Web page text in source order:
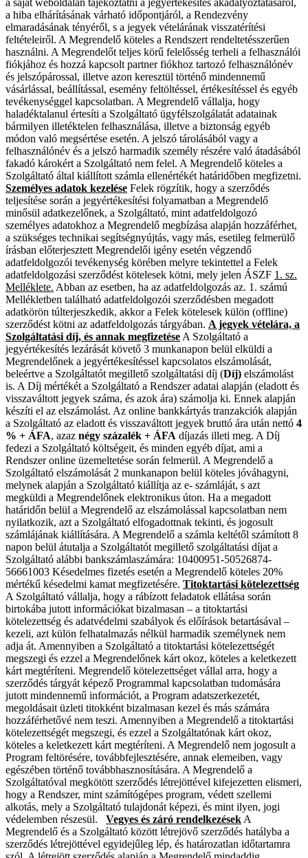
a hiba elhárításának várható időpontjáról, a Rendezvény
elmaradásának tényéről, s a jegyek vételárának visszatérítési
feltételeiről. A Megrendelő köteles a Rendszert rendeltetésszerűen
használni. A Megrendelőt teljes körű felelősség terheli a felhasználói
fiókjához és hozzá kapcsolt partner fiókhoz tartozó felhasználónév
és jelszópárossal, illetve azon keresztül történő mindennemű
vásárlással, beállítással, esemény feltöltéssel, értékesítéssel és egyéb
tevékenységgel kapcsolatban. A Megrendelő vállalja, hogy
haladéktalanul értesíti a Szolgáltató ügyfélszolgálatát adatainak
bármilyen illetéktelen felhasználása, illetve a biztonság egyéb
módon való megsértése esetén. A jelszó tárolásából vagy a
felhasználónév és a jelszó harmadik személy részére való átadásából
fakadó károkért a Szolgáltató nem felel. A Megrendelő köteles a
Szolgáltató által kiállított számla ellenértékét határidőben megfizetni.
Személyes adatok kezelése Felek rögzítik, hogy a szerződés
teljesítése során a jegyértékesítési folyamatban a Megrendelő
minősül adatkezelőnek, a Szolgáltató, mint adatfeldolgozó
személyes adatokhoz a Megrendelő megbízása alapján hozzáférhet,
a szükséges technikai segítségnyújtás, vagy más, esetileg felmerülő
írásban előterjesztett Megrendelői igény esetén végzendő
adatfeldolgozói tevékenység körében melyre tekintettel a Felek
adatfeldolgozási szerződést kötelesek kötni, mely jelen ÁSZF 1. sz.
Melléklete. Abban az esetben, ha az adatfeldolgozás az. 1. számú
Mellékletben található adatfeldolgozói szerződésben megadott
adatkörön túlterjeszkedik, akkor a Felek kötelesek külön (offline)
szerződést kötni az adatfeldolgozás tárgyában. A jegyek vételára, a
Szolgáltatási díj, és annak megfizetése A Szolgáltató a
jegyértékesítés lezárását követő 3 munkanapon belül elküldi a
Megrendelőnek a jegyértékesítéssel kapcsolatos elszámolását,
beleértve a Szolgáltatót megillető szolgáltatási díj (Díj) elszámolást
is. A Díj mértékét a Szolgáltató a Rendszer adatai alapján (eladott és
visszaváltott jegyek száma, és azok ára) számolja ki. Ennek alapján
készíti el az elszámolást. Az online bankkártyás tranzakciók alapján
a Szolgáltató az eladott és visszaváltott jegyek bruttó ára után nettó 4
% + ÁFA, azaz négy százalék + ÁFA díjazás illeti meg. A Díj
fedezi a Szolgáltató költségeit, és minden egyéb díjat, ami a
Rendszer online üzemeltetése során felmerül. A Megrendelő a
Szolgáltató elszámolását 2 munkanapon belül köteles jóváhagyni,
melynek alapján a Szolgáltató kiállítja az e- számláját, s azt
megküldi a Megrendelőnek elektronikus úton. Ha a megadott
határidőn belül a Megrendelő az elszámolással kapcsolatban nem
nyilatkozik, azt a Szolgáltató elfogadottnak tekinti, és jogosult
számlájának kiállítására. A Megrendelő a számla keltétől számított 8
napon belül átutalja a Szolgáltatót megillető szolgáltatási díjat a
Szolgáltató alábbi bankszámlaszámára: 10400951-50526874-
56661003 Késedelmes fizetés esetén a Megrendelő köteles 20%
mértékű késedelmi kamat megfizetésére. Titoktartási kötelezettség
A Szolgáltató vállalja, hogy a rábízott feladatok ellátása során
birtokába jutott információkat bizalmasan – a titoktartási
kötelezettség és adatvédelmi szabályok és előírások betartásával –
kezeli, azt külön felhatalmazás nélkül harmadik személynek nem
adja át. Amennyiben a Szolgáltató a titoktartási kötelezettségét
megszegi és ezzel a Megrendelőnek kárt okoz, köteles a keletkezett
kárt megtéríteni. Megrendelő kötelezettséget vállal arra, hogy a
szerződés tárgyát képező Programmal kapcsolatban tudomására
jutott mindennemű információt, a Program adatszerkezetét,
megoldásait üzleti titokként bizalmasan kezel és más számára
hozzáférhetővé nem teszi. Amennyiben a Megrendelő a titoktartási
kötelezettségét megszegi, és ezzel a Szolgáltatónak kárt okoz,
köteles a keletkezett kárt megtéríteni. A Megrendelő nem jogosult a
Program feltörésére, továbbfejlesztésére, annak elemeiben, vagy
egészében történő továbbhasznosítására. A Megrendelő a
Szolgáltatóval megkötött szerződés létrejöttével kifejezetten elismeri,
hogy a Rendszer, mint számítógépes program, védett szellemi
alkotás, mely a Szolgáltató tulajdonát képezi, és mint ilyen, jogi
védelemben részesül. Vegyes és záró rendelkezések A
Megrendelő és a Szolgáltató között létrejövő szerződés hatályba a
szerződés létrejöttével egyidejűleg lép, és határozatlan időtartamra